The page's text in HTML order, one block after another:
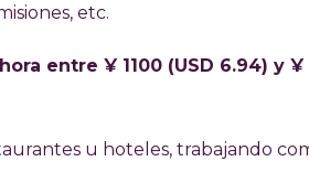
etc.
entre ¥ 1100 (USD 6.94) y ¥
u hoteles, trabajando